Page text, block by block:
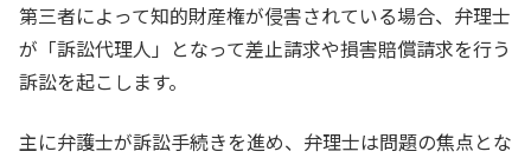
第三者によって知的財産権が侵害されている場合、弁理士
が「訴訟代理人」となって差止請求や損害賠償請求を行う
訴訟を起こします。
主に弁護士が訴訟手続きを進め、弁理士は問題の焦点とな